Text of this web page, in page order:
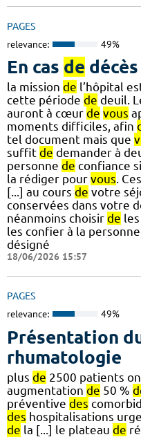
PAGES
relevance: 49%
En cas de
la mission de l’hôpital
cette période de deuil.
auront à cœur de vous
moments difficiles, afin
tel document mais que
suffit de demander à
personne de confiance si
la rédiger pour vous.
[...] au cours de votre
conservées dans votre
néanmoins choisir de
les confier à la personne
désigné
18/06/2026 15:57
PAGES
relevance: 49%
Présentation
rhumatologie
plus de 2500 patients
augmentation de 50 %
préventive des
des hospitalisations
de la [...] le plateau de